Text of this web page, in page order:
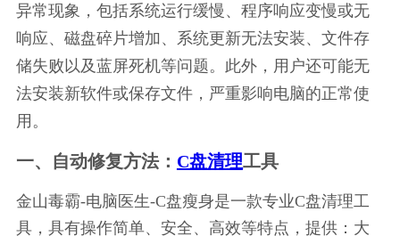
异常现象，包括系统运行缓慢、程序响应变慢或无
响应、磁盘碎片增加、系统更新无法安装、文件存
储失败以及蓝屏死机等问题。此外，用户还可能无
法安装新软件或保存文件，严重影响电脑的正常使
用。
一、自动修复方法： C盘清理工具
金山毒霸-电脑医生-C盘瘦身是一款专业C盘清理工
具，具有操作简单、安全、高效等特点，提供：大